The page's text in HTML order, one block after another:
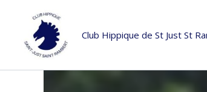
contenu
Club Hippique de St Just St